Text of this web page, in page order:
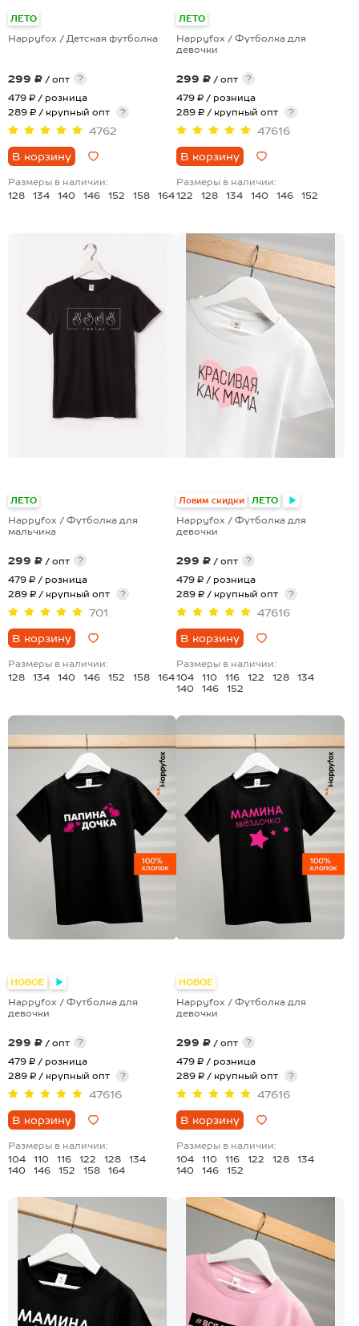
ЛЕТО
Happyfox / Детская футболка
299 ₽ / опт
?
479 ₽ / розница
289 ₽ / крупный опт
?
4762
В корзину
Размеры в наличии:
128
134 140 146 152 158 164
ЛЕТО
Happyfox / Футболка для
девочки
299 ₽ / опт
?
479 ₽ / розница
289 ₽ / крупный опт
?
47616
В корзину
Размеры в наличии:
122
128 134 140 146 152
ЛЕТО
Happyfox / Футболка для
мальчика
299 ₽ / опт
?
479 ₽ / розница
289 ₽ / крупный опт
?
701
В корзину
Размеры в наличии:
128
134 140 146 152 158 164
Ловим скидки ЛЕТО
Happyfox / Футболка для
девочки
299 ₽ / опт
?
479 ₽ / розница
289 ₽ / крупный опт
?
47616
В корзину
Размеры в наличии:
104
110 116 122 128
134
140
146 152
НОВОЕ
Happyfox / Футболка для
девочки
299 ₽ / опт
?
479 ₽ / розница
289 ₽ / крупный опт
?
47616
В корзину
Размеры в наличии:
104
110 116 122 128
134
140
146 152 158 164
НОВОЕ
Happyfox / Футболка для
девочки
299 ₽ / опт
?
479 ₽ / розница
289 ₽ / крупный опт
?
47616
В корзину
Размеры в наличии:
104
110 116 122 128
134
140
146 152